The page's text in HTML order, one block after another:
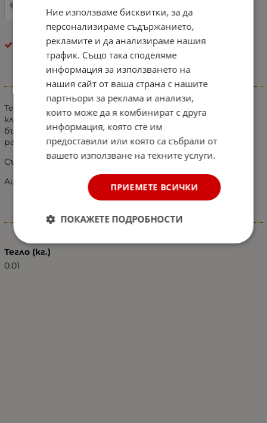
Kрушки
Информация
Тези адаптери H7 ви позволяват да настроите от
класическата крушка на фара към светодиодите H7,
бързо и лесно, в оригиналния корпус на фара, без да
разрушавате оригиналния цокъл.
Съвместим с:
Audi A3/A4L/A6L
Характеристики
Тегло (кг.)
0.01
Ние използваме бисквитки, за да
персонализираме съдържанието,
рекламите и да анализираме нашия
трафик. Също така споделяме
информация за използването на
нашия сайт от ваша страна с нашите
партньори за реклама и анализи,
които може да я комбинират с друга
информация, която сте им
предоставили или която са събрали от
вашето използване на техните услуги.
ПРИЕМЕТЕ ВСИЧКИ
ПОКАЖЕТЕ ПОДРОБНОСТИ